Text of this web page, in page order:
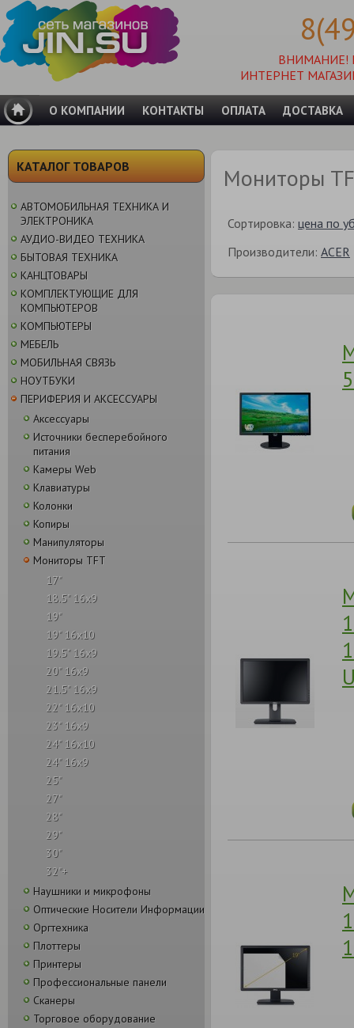
ВНИМАНИЕ!
ИНТЕРНЕТ
О КОМПАНИИ КОНТАКТЫ ОПЛАТА ДОСТАВКА
КАТАЛОГ ТОВАРОВ
АВТОМОБИЛЬНАЯ ТЕХНИКА И
ЭЛЕКТРОНИКА
АУДИО-ВИДЕО ТЕХНИКА
БЫТОВАЯ ТЕХНИКА
КАНЦТОВАРЫ
КОМПЛЕКТУЮЩИЕ ДЛЯ
КОМПЬЮТЕРОВ
КОМПЬЮТЕРЫ
МЕБЕЛЬ
МОБИЛЬНАЯ СВЯЗЬ
НОУТБУКИ
ПЕРИФЕРИЯ И АКСЕССУАРЫ
Аксессуары
Источники бесперебойного
питания
Камеры Web
Клавиатуры
Колонки
Копиры
Манипуляторы
Мониторы TFT
17"
18.5" 16x9
19"
19" 16x10
19.5" 16x9
20" 16x9
21.5" 16x9
22" 16x10
23" 16x9
24" 16x10
24" 16x9
25"
27"
28"
29"
30"
32"+
Наушники и микрофоны
Оптические Носители Информации
Оргтехника
Плоттеры
Принтеры
Профессиональные панели
Сканеры
Торговое оборудование
Мониторы
Сортировка: цена по
Производители: ACER